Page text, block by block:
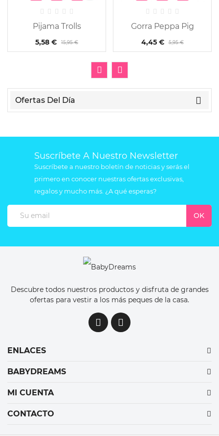
Pijama Trolls
5,58 € 15,95 €
Gorra Peppa Pig
4,45 € 5,95 €
Ofertas Del Día
Suscríbete A Nuestro Newsletter
Suscríbete a nuestro boletín de noticias y serás el
primero en conocer nuestras ofertas exclusivas,
regalos y mucho más. ¿A qué esperas?
Descubre todos nuestros productos y disfruta de grandes
ofertas para vestir a los más peques de la casa.
ENLACES
BABYDREAMS
MI CUENTA
CONTACTO